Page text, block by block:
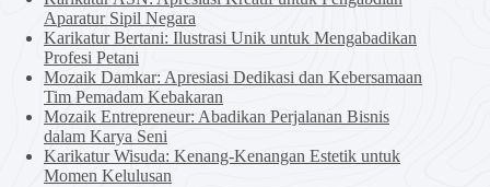
Aparatur Sipil Negara
Karikatur Bertani: Ilustrasi Unik untuk Mengabadikan
Profesi Petani
Mozaik Damkar: Apresiasi Dedikasi dan Kebersamaan
Tim Pemadam Kebakaran
Mozaik Entrepreneur: Abadikan Perjalanan Bisnis
dalam Karya Seni
Karikatur Wisuda: Kenang-Kenangan Estetik untuk
Momen Kelulusan